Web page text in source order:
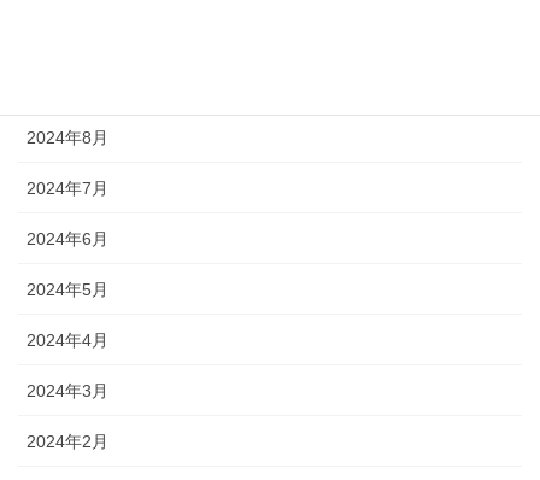
2024年8月
2024年7月
2024年6月
2024年5月
2024年4月
2024年3月
2024年2月